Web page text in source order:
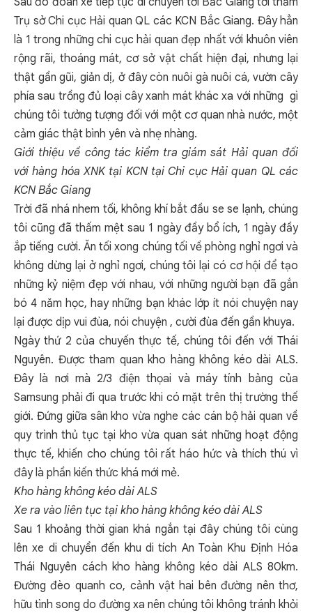
Trụ sở Chi cục Hải quan QL các KCN Bắc Giang. Đây hẳn
là 1 trong những chi cục hải quan đẹp nhất với khuôn viên
rộng rãi, thoáng mát, cơ sở vật chất hiện đại, nhưng lại
thật gần gũi, giản dị, ở đây còn nuôi gà nuôi cá, vườn cây
phía sau trồng đủ loại cây xanh mát khác xa với những gì
chúng tôi tưởng tượng đối với một cơ quan nhà nước, một
cảm giác thật bình yên và nhẹ nhàng.
Giới thiệu về công tác kiểm tra giám sát Hải quan đối
với hàng hóa XNK tại KCNtại Chi cục Hải quan QL các
KCN Bắc Giang
Trời đã nhá nhem tối, không khí bắt đầu se se lạnh, chúng
tôi cũng đã thấm mệt sau 1 ngày đầy bổ ích, 1 ngày đầy
ắp tiếng cười. Ăn tối xong chúng tối về phòng nghỉ ngơi và
không dừng lại ở nghỉ ngơi, chúng tôi lại có cơ hội để tạo
những kỷ niệm đẹp với nhau, với những người bạn đã gắn
bó 4 năm học, hay những bạn khác lớp ít nói chuyện nay
lại được dịp vui đùa, nói chuyện , cười đùa đến gần khuya.
Ngày thứ 2 của chuyến thực tế, chúng tôi đến với Thái
Nguyên. Được tham quan kho hàng không kéo dài ALS.
Đây là nơi mà 2/3 điện thọai và máy tính bảng của
Samsung phải đi qua trước khi có mặt trên thị trường thế
giới. Đứng giữa sân kho vừa nghe các cán bộ hải quan về
quy trình thủ tục tại kho vừa quan sát những hoạt động
thực tế, khiến cho chúng tôi rất háo hức và thích thú vì
đây là phần kiến thức khá mới mẻ.
Kho hàng không kéo dài ALS
Xe ra vào liên tục tại kho hàng không kéo dài ALS
Sau 1 khoảng thời gian khá ngắn tại đây chúng tôi cùng
lên xe di chuyển đến khu di tích An Toàn Khu Định Hóa
Thái Nguyên cách kho hàng không kéo dài ALS 80km.
Đường đèo quanh co, cảnh vật hai bên đường nên thơ,
hữu tình song do đường xa nên chúng tôi không tránh khỏi